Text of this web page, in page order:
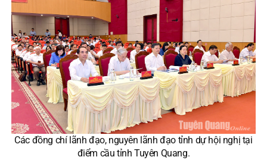
Các đồng chí lãnh đạo, nguyên lãnh đạo tỉnh dự hội nghị tại
điểm cầu tỉnh Tuyên Quang.